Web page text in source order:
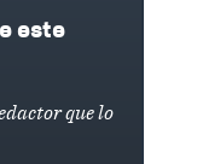
este
que lo